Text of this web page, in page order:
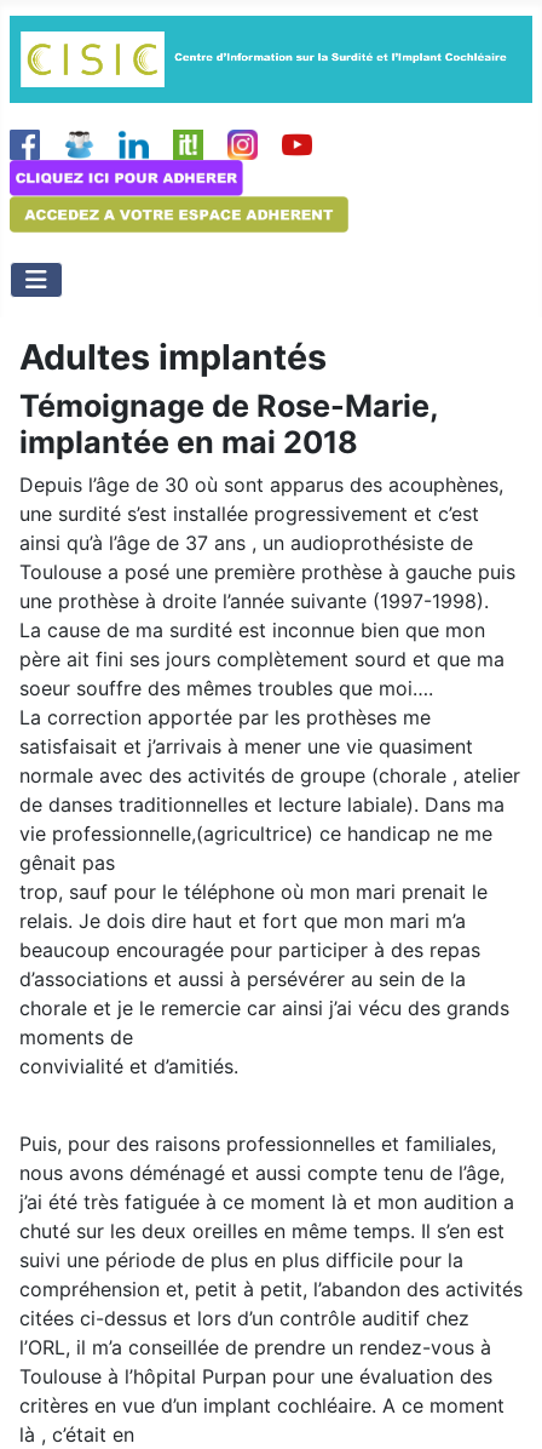
Adultes implantés
Témoignage de Rose-Marie,
implantée en mai 2018
Depuis l’âge de 30 où sont apparus des acouphènes,
une surdité s’est installée progressivement et c’est
ainsi qu’à l’âge de 37 ans , un audioprothésiste de
Toulouse a posé une première prothèse à gauche puis
une prothèse à droite l’année suivante (1997-1998).
La cause de ma surdité est inconnue bien que mon
père ait fini ses jours complètement sourd et que ma
soeur souffre des mêmes troubles que moi….
La correction apportée par les prothèses me
satisfaisait et j’arrivais à mener une vie quasiment
normale avec des activités de groupe (chorale , atelier
de danses traditionnelles et lecture labiale). Dans ma
vie professionnelle,(agricultrice) ce handicap ne me
gênait pas
trop, sauf pour le téléphone où mon mari prenait le
relais. Je dois dire haut et fort que mon mari m’a
beaucoup encouragée pour participer à des repas
d’associations et aussi à persévérer au sein de la
chorale et je le remercie car ainsi j’ai vécu des grands
moments de
convivialité et d’amitiés.
Puis, pour des raisons professionnelles et familiales,
nous avons déménagé et aussi compte tenu de l’âge,
j’ai été très fatiguée à ce moment là et mon audition a
chuté sur les deux oreilles en même temps. Il s’en est
suivi une période de plus en plus difficile pour la
compréhension et, petit à petit, l’abandon des activités
citées ci-dessus et lors d’un contrôle auditif chez
l’ORL, il m’a conseillée de prendre un rendez-vous à
Toulouse à l’hôpital Purpan pour une évaluation des
critères en vue d’un implant cochléaire. A ce moment
là , c’était en